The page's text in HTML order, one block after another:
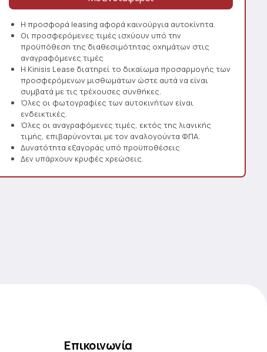
Η προσφορά leasing αφορά καινούργια αυτοκίνητα.
Οι προσφερόμενες τιμές ισχύουν υπό την
προϋπόθεση της διαθεσιμότητας οχημάτων στις
αναγραφόμενες τιμές
Η Kinisis Lease διατηρεί το δικαίωμα προσαρμογής των
προσφερόμενων μισθωμάτων ώστε αυτά να είναι
συμβατά με τις τρέχουσες συνθήκες.
Όλες οι φωτογραφίες των αυτοκινήτων είναι
ενδεικτικές.
Όλες οι αναγραφόμενες τιμές, εκτός της λιανικής
τιμής, επιβαρύνονται με τον αναλογούντα ΦΠΑ.
Δυνατότητα εξαγοράς υπό προϋποθέσεις
Δεν υπάρχουν κρυφές χρεώσεις.
Επικοινωνία